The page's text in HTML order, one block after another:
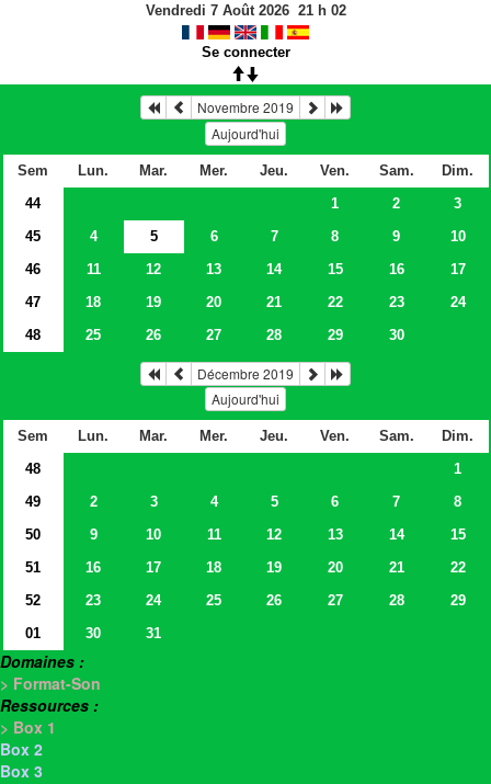
Vendredi 7 Août 2026 21h 02
Se connecter
Novembre 2019
Aujourd'hui
Sem Lun. Mar. Mer. Jeu. Ven. Sam.
Dim.
44
1 2
3
45
4 5 6 7 8 9
10
46
11 12 13 14 15 16
17
47
18 19 20 21 22 23
24
48
25 26 27 28 29 30
Décembre 2019
Aujourd'hui
Sem Lun. Mar. Mer. Jeu. Ven. Sam.
Dim.
48
1
49
2 3 4 5 6 7
8
50
9 10 11 12 13 14
15
51
16 17 18 19 20 21
22
52
23 24 25 26 27 28
29
01
30 31
Domaines :
> Format-Son
Ressources :
> Box 1
Box 2
Box 3